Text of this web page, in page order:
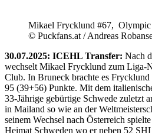
Mikael Frycklund #67,
© Puckfans.at / Andreas
30.07.2025: ICEHL Transfer: Nach
wechselt Mikael Frycklund zum Liga-
Club. In Bruneck brachte es
95 (39+56) Punkte. Mit dem
33-Jährige gebürtige Schwede zuletzt
in Mailand so wie an der
seinem Wechsel nach Österreich
Heimat Schweden wo er neben 52